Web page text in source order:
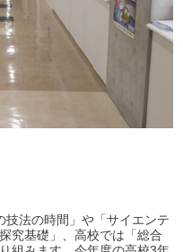
法の時間」や「サイエンテ
究基礎」、高校では「総合